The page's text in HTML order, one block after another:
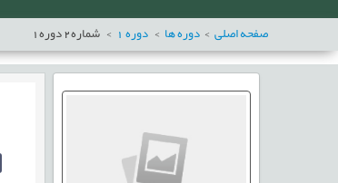
صفحه اصلی دوره ها دوره شماره2دوره1